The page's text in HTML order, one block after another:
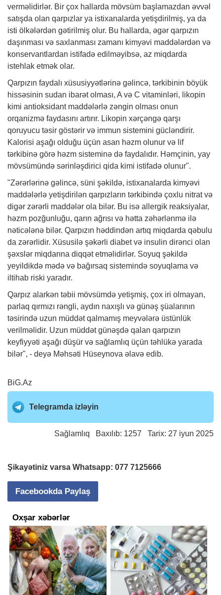
verməlidirlər. Bir çox hallarda mövsüm başlamazdan əvvəl
satışda olan qarpızlar ya istixanalarda yetişdirilmiş, ya da
isti ölkələrdən gətirilmiş olur. Bu hallarda, əgər qarpızın
daşınması və saxlanması zamanı kimyəvi maddələrdən və
konservantlardan istifadə edilməyibsə, az miqdarda
istehlak etmək olar.
Qarpızın faydalı xüsusiyyətlərinə gəlincə, tərkibinin böyük
hissəsinin sudan ibarət olması, A və C vitaminləri, likopin
kimi antioksidant maddələrlə zəngin olması onun
orqanizmə faydasını artırır. Likopin xərçəngə qarşı
qoruyucu təsir göstərir və immun sistemini gücləndirir.
Kalorisi aşağı olduğu üçün asan həzm olunur və lif
tərkibinə görə həzm sisteminə də faydalıdır. Həmçinin, yay
mövsümündə sərinləşdirici qida kimi istifadə olunur".
"Zərərlərinə gəlincə, süni şəkildə, istixanalarda kimyəvi
maddələrlə yetişdirilən qarpızların tərkibində çoxlu nitrat və
digər zərərli maddələr ola bilər. Bu isə allergik reaksiyalar,
həzm pozğunluğu, qarın ağrısı və hətta zəhərlənmə ilə
nəticələnə bilər. Qarpızın həddindən artıq miqdarda qəbulu
da zərərlidir. Xüsusilə şəkərli diabet və insulin dirənci olan
şəxslər miqdarına diqqət etməlidirlər. Soyuq şəkildə
yeyildikdə mədə və bağırsaq sistemində soyuqlama və
iltihab riski yaradır.
Qarpız alarkən təbii mövsümdə yetişmiş, çox iri olmayan,
parlaq qırmızı rəngli, aydın naxışlı və günəş şüalarının
təsirində uzun müddət qalmamış meyvələrə üstünlük
verilməlidir. Uzun müddət günəşdə qalan qarpızın
keyfiyyəti aşağı düşür və sağlamlıq üçün təhlükə yarada
bilər", - deyə Məhsəti Hüseynova əlavə edib.
BiG.Az
Telegramda izləyin
Sağlamlıq Baxılıb: 1257 Tarix: 27 iyun 2025
Şikayətiniz varsa Whatsapp: 077 7125666
Facebookda Paylaş
Oxşar xəbərlər